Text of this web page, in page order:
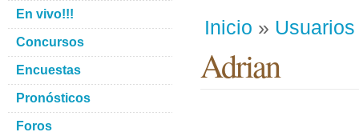
Inicio » Usuarios
Adrian
En vivo!!!
Concursos
Encuestas
Pronósticos
Foros